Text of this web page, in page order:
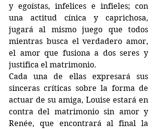
y egoístas, infelices e infieles; con
una actitud cínica y caprichosa,
jugará al mismo juego que todos
mientras busca el verdadero amor,
el amor que fusiona a dos seres y
justifica el matrimonio.
Cada una de ellas expresará sus
sinceras críticas sobre la forma de
actuar de su amiga, Louise estará en
contra del matrimonio sin amor y
Renée, que encontrará al final la